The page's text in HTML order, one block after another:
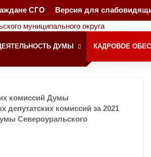
СГО Версия для
ДУМЫ КАДРОВОЕ
комиссий Думы
депутатских комиссий за 2021
Североуральского